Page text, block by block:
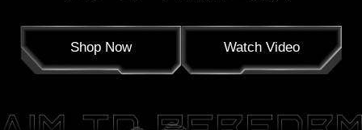
Shop Now Watch Video